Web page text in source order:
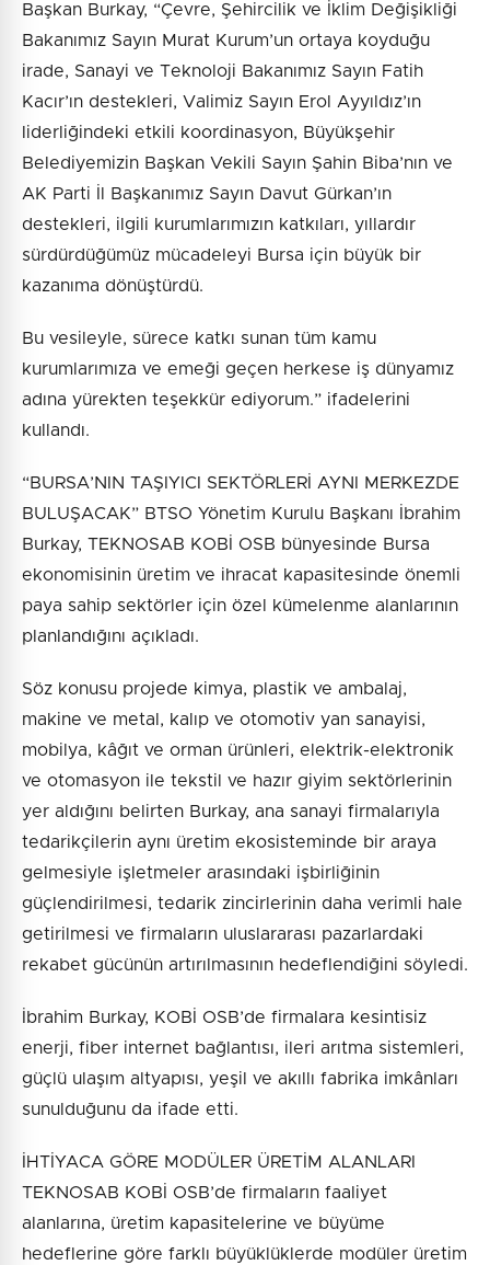
Başkan Burkay, “Çevre, Şehircilik ve İklim Değişikliği
Bakanımız Sayın Murat Kurum’un ortaya koyduğu
irade, Sanayi ve Teknoloji Bakanımız Sayın Fatih
Kacır’ın destekleri, Valimiz Sayın Erol Ayyıldız’ın
liderliğindeki etkili koordinasyon, Büyükşehir
Belediyemizin Başkan Vekili Sayın Şahin Biba’nın ve
AK Parti İl Başkanımız Sayın Davut Gürkan’ın
destekleri, ilgili kurumlarımızın katkıları, yıllardır
sürdürdüğümüz mücadeleyi Bursa için büyük bir
kazanıma dönüştürdü.
Bu vesileyle, sürece katkı sunan tüm kamu
kurumlarımıza ve emeği geçen herkese iş dünyamız
adına yürekten teşekkür ediyorum.” ifadelerini
kullandı.
“BURSA’NIN TAŞIYICI SEKTÖRLERİ AYNI MERKEZDE
BULUŞACAK” BTSO Yönetim Kurulu Başkanı İbrahim
Burkay, TEKNOSAB KOBİ OSB bünyesinde Bursa
ekonomisinin üretim ve ihracat kapasitesinde önemli
paya sahip sektörler için özel kümelenme alanlarının
planlandığını açıkladı.
Söz konusu projede kimya, plastik ve ambalaj,
makine ve metal, kalıp ve otomotiv yan sanayisi,
mobilya, kâğıt ve orman ürünleri, elektrik-elektronik
ve otomasyon ile tekstil ve hazır giyim sektörlerinin
yer aldığını belirten Burkay, ana sanayi firmalarıyla
tedarikçilerin aynı üretim ekosisteminde bir araya
gelmesiyle işletmeler arasındaki işbirliğinin
güçlendirilmesi, tedarik zincirlerinin daha verimli hale
getirilmesi ve firmaların uluslararası pazarlardaki
rekabet gücünün artırılmasının hedeflendiğini söyledi.
İbrahim Burkay, KOBİ OSB’de firmalara kesintisiz
enerji, fiber internet bağlantısı, ileri arıtma sistemleri,
güçlü ulaşım altyapısı, yeşil ve akıllı fabrika imkânları
sunulduğunu da ifade etti.
İHTİYACA GÖRE MODÜLER ÜRETİM ALANLARI
TEKNOSAB KOBİ OSB’de firmaların faaliyet
alanlarına, üretim kapasitelerine ve büyüme
hedeflerine göre farklı büyüklüklerde modüler üretim